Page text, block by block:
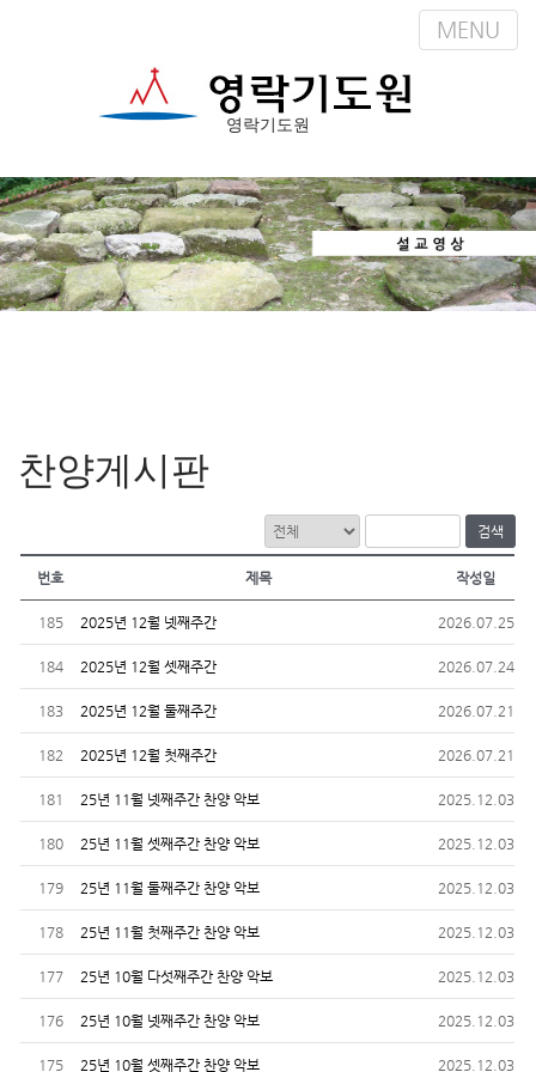
영락기도원
MENU
M
a
i
n
m
k
i
p
t
o
n
찬양게시판
검색
번호 제목 작성일
185 2025년 12월 넷째주간 2026.07.25
184 2025년 12월 셋째주간 2026.07.24
183 2025년 12월 둘째주간 2026.07.21
182 2025년 12월 첫째주간 2026.07.21
181 25년 11월 넷째주간 찬양 악보 2025.12.03
180 25년 11월 셋째주간 찬양 악보 2025.12.03
179 25년 11월 둘째주간 찬양 악보 2025.12.03
178 25년 11월 첫째주간 찬양 악보 2025.12.03
177 25년 10월 다섯째주간 찬양 악보 2025.12.03
176 25년 10월 넷째주간 찬양 악보 2025.12.03
175 25년 10월 셋째주간 찬양 악보 2025.12.03